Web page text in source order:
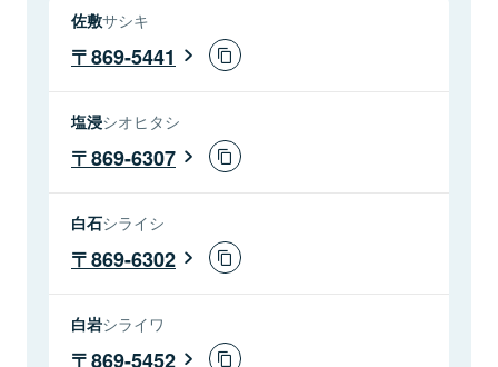
佐敷サシキ
869-5441
塩浸シオヒタシ
869-6307
白石シライシ
869-6302
白岩シライワ
869-5452